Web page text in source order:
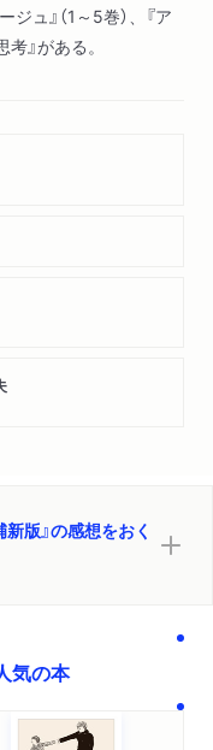
の宗教化」という主
の構造／折口のヴィ
ュ』（1～5巻）、『ア
』がある。
版』の感想をおく
気の本